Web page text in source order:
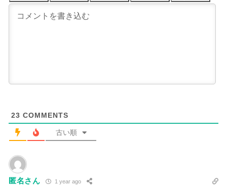
23 COMMENTS
古い順
匿名さん 1 year ago